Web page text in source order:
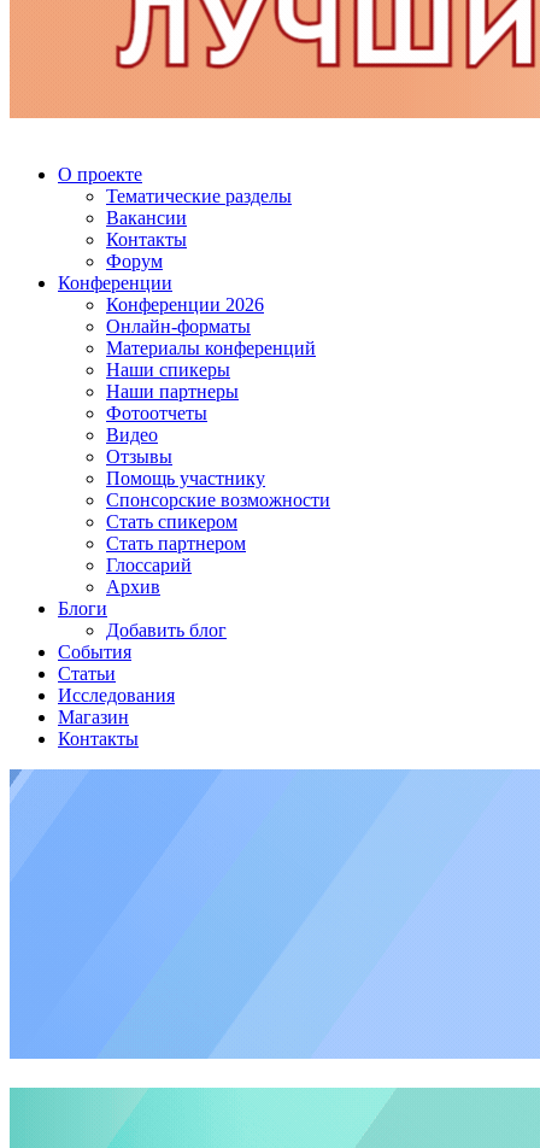
О проекте
Тематические разделы
Вакансии
Контакты
Форум
Конференции
Конференции 2026
Онлайн-форматы
Материалы конференций
Наши спикеры
Наши партнеры
Фотоотчеты
Видео
Отзывы
Помощь участнику
Спонсорские возможности
Стать спикером
Стать партнером
Глоссарий
Архив
Блоги
Добавить блог
События
Статьи
Исследования
Магазин
Контакты